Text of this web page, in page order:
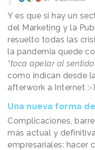
Y es que si hay un
del Marketing y la
resuelto todas las
la pandemia quede
“toca apelar al
como indican desde
afterwork a Internet :-)
Una nueva forma
Complicaciones,
más actual y
empresariales: hacer